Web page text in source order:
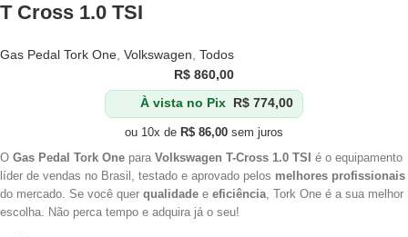
T Cross 1.0 TSI
Gas Pedal Tork One Volkswagen Todos
R$ 860,00
À vista no Pix R$ 774,00
ou 10x de R$86,00sem juros
O Gas Pedal Tork One para Volkswagen T-Cross 1.0 TSI
é o equipamento
líder de vendas no Brasil, testado e aprovado pelos melhores profissionais
do mercado. Se você quer qualidade e eficiência, Tork One é a sua melhor
escolha. Não perca tempo e adquira já o seu!